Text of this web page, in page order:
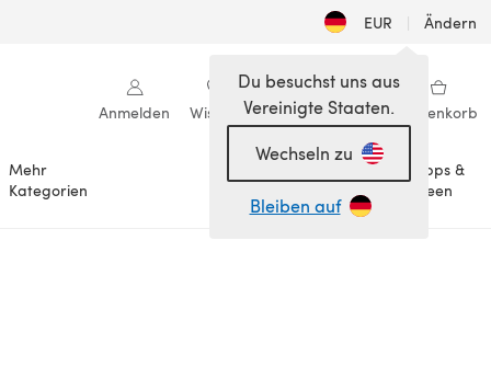
EUR | Ändern
Anmelden Wishlist Meine Bibliothek Warenkorb
Mehr
Kategorien
Anlässe
Tipps &
Ideen
Du besuchst uns aus
Vereinigte Staaten.
Wechseln zu
Bleiben auf